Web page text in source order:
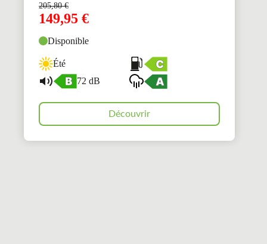
205,80€
149,95 €
Disponible
Été
72 dB
Découvrir